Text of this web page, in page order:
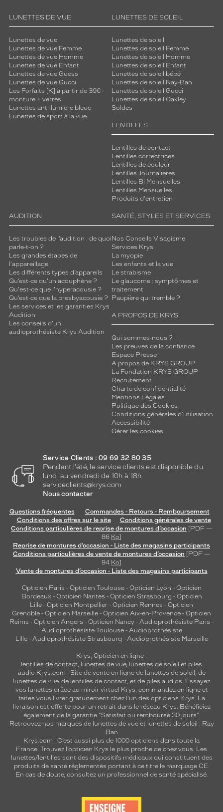
LUNETTES DE VUE
Lunettes de vue
Lunettes de vue Femme
Lunettes de vue Homme
Lunettes de vue Enfant
Lunettes de vue Guess
Lunettes de vue Gucci
Les Forfaits [K] à partir de 39€ -
monture + verres
Lunettes anti-lumière bleue
Lunettes de sport à la vue
LUNETTES DE SOLEIL
Lunettes de soleil
Lunettes de soleil Femme
Lunettes de soleil Homme
Lunettes de soleil Enfant
Lunettes de soleil bébé
Lunettes de soleil Ray-Ban
Lunettes de soleil Gucci
Lunettes de soleil Oakley
Soldes
LENTILLES
Lentilles de contact
Lentilles correctrices
Lentilles de couleur
Lentilles Journalières
Lentilles Bi Mensuelles
Lentilles Mensuelles
Produits d'entretien
AUDITION
Les troubles de l’audition : de quoi
parle-t-on ?
Les grandes étapes de
l'appareillage
Les différents types d’appareils
Qu’est-ce qu'un acouphène ?
Qu'est-ce que l'hyperacousie ?
Qu’est-ce que la presbyacousie ?
Les services et les garanties Krys
Audition
Les conseils d'un
audioprothésiste Krys Audition
SANTÉ, STYLES ET SERVICES
Nos Conseils Visagisme
Services Krys
La myopie
Les enfants et la vue
Le strabisme
Le glaucome : symptômes et
traitement
Paupière qui tremble ?
A PROPOS DE KRYS
Qui sommes-nous ?
Les preuves de la confiance
Espace Presse
A propos de KRYS GROUP
La Fondation KRYS GROUP
Recrutement
Charte de confidentialité
Mentions Légales
Politique des Cookies
Conditions générales d'utilisation
Accessibilité
Gérer les cookies
Service Clients : 09 69 32 80 35
Pendant l'été, le service clients est disponible du
lundi au vendredi de 10h à 18h.
serviceclients@krys.com
Nous contacter
Questions fréquentes
Commandes - Retours - Remboursement
Conditions des offres sur le site
Conditions générales de vente
Conditions particulières de reprise de montures d’occasion [PDF —
86 Ko]
Reprise de montures d’occasion - Liste des magasins participants
Conditions particulières de vente de montures d’occasion [PDF —
94 Ko]
Vente de montures d’occasion - Liste des magasins participants
Opticien Paris - Opticien Toulouse- Opticien Lyon - Opticien
Bordeaux- Opticien Nantes - Opticien Strasbourg - Opticien
Lille - Opticien Montpellier - Opticien Rennes - Opticien
Grenoble - Opticien Marseille - Opticien Aix-en-Provence - Opticien
Reims - Opticien Angers - Opticien Nancy - Audioprothésiste Paris -
Audioprothésiste Toulouse- Audioprothésiste
Lille- Audioprothésiste Strasbourg - Audioprothésiste Marseille
Krys, Opticien en ligne :
lentilles de contact lunettes de vue, lunettes de soleil et piles
audio Krys.com : Site de vente en ligne de lunettes de soleil, de
lunettes de vue, de lentilles de contact , et de piles audios. Essayez
vos lunettes grâce au miroir virtuel Krys, commandez en ligne et
faites vous livrer gratuitement chez l'un des opticiens Krys. La
livraison est offerte pour un retrait dans le réseau Krys. Bénéficiez
également de la garantie "Satisfait ou remboursé 30 jours".
Retrouvez nos marques de lunettes de vue et lunettes de soleil : Ray
Ban
Krys.com : C’est aussi plus de 1000 opticiens dans toute la
France. Trouvez l’opticien Krys le plus proche de chez vous . Les
lunettes/lentilles sont des dispositifs médicaux qui constituent des
produits de santé réglementés portant à ce titre le marquage CE.
En cas de doute, consultez un professionnel de santé spécialisé.